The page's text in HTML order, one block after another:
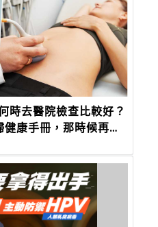
時去醫院檢查比較好？
康手冊，那時候再去